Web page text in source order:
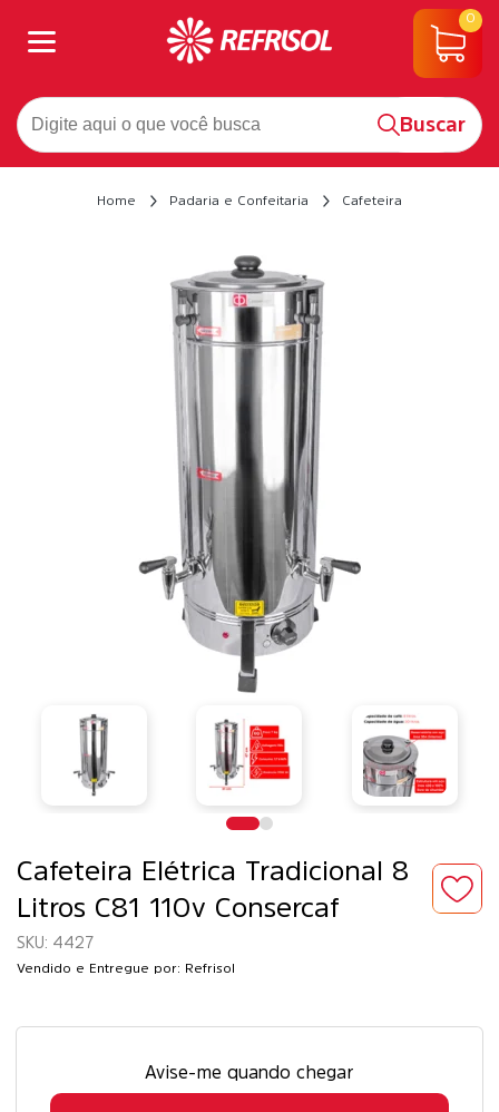
Buscar
0
Home Padaria e Confeitaria Cafeteira
Cafeteira Elétrica Tradicional 8
Litros C81 110v Consercaf
4427
Vendido e Entregue por: Refrisol
Avise-me quando chegar